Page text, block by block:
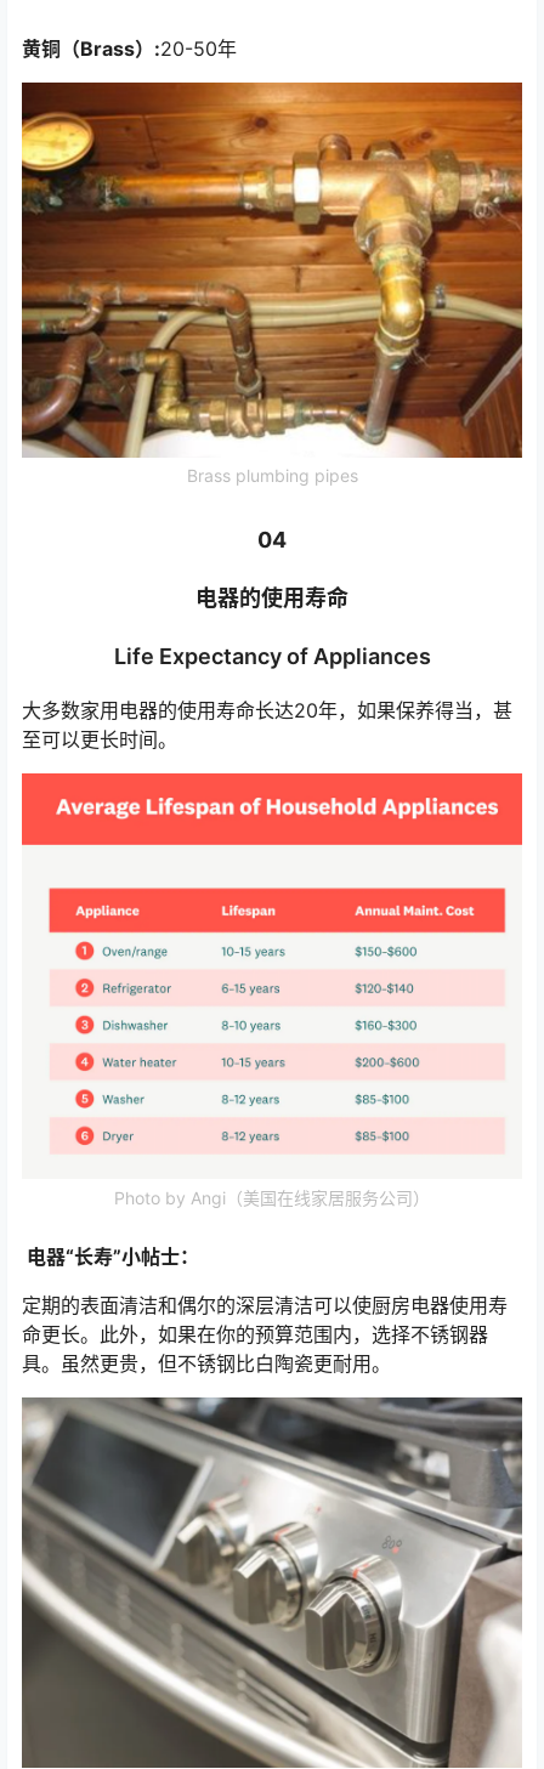
黄铜（Brass）:20-50年
Brass plumbing pipes
04
电器的使用寿命
Life Expectancy of Appliances
大多数家用电器的使用寿命长达20年，如果保养得当，甚
至可以更长时间。
Photo by Angi（美国在线家居服务公司）
电器“长寿”小帖士：
定期的表面清洁和偶尔的深层清洁可以使厨房电器使用寿
命更长。此外，如果在你的预算范围内，选择不锈钢器
具。虽然更贵，但不锈钢比白陶瓷更耐用。